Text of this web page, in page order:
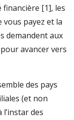
[1], les
vous payez et la
demandent aux
avancer vers
des pays
(et non
des